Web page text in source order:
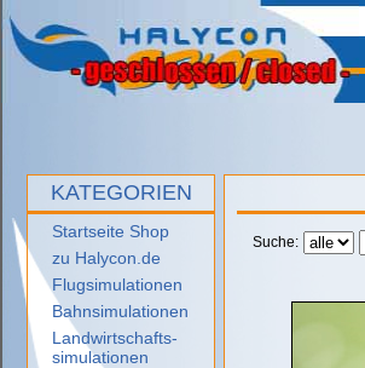
KATEGORIEN
Startseite Shop
zu Halycon.de
Flugsimulationen
Bahnsimulationen
Landwirtschafts-
simulationen
Suche: